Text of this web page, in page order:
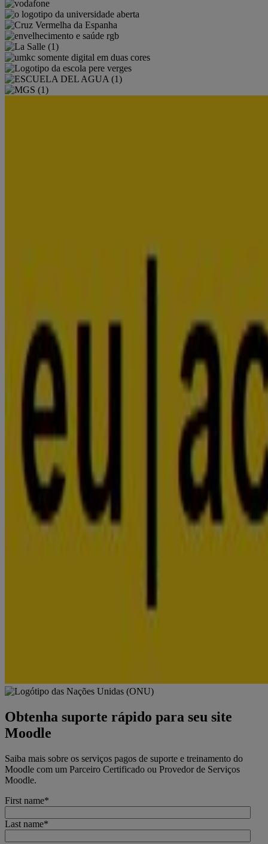
Obtenha suporte rápido para seu site
Moodle
Saiba mais sobre os serviços pagos de suporte e treinamento do
Moodle com um Parceiro Certificado ou Provedor de Serviços
Moodle.
First name*
Last name*